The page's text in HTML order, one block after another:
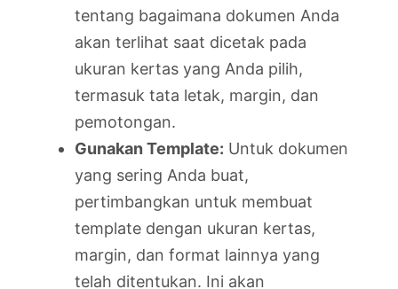
tentang bagaimana dokumen Anda
akan terlihat saat dicetak pada
ukuran kertas yang Anda pilih,
termasuk tata letak, margin, dan
pemotongan.
Gunakan Template: Untuk dokumen
yang sering Anda buat,
pertimbangkan untuk membuat
template dengan ukuran kertas,
margin, dan format lainnya yang
telah ditentukan. Ini akan